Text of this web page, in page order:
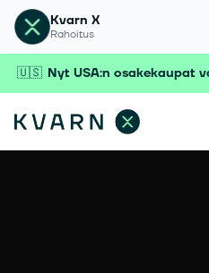
Kvarn X
Rahoitus
🇺🇸 Nyt USA:n osakekaupat